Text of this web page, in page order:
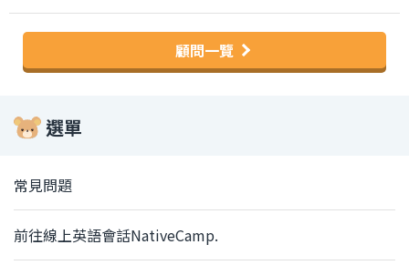
顧問一覽
選單
常見問題
前往線上英語會話NativeCamp.